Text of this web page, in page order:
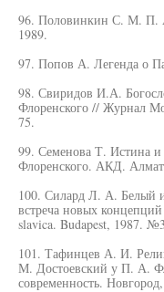
96. Половинкин С. М. П.
1989.
97. Попов А. Легенда о
98. Свиридов И.А.
Флоренского // Журнал
75.
99. Семенова Т. Истина
Флоренского. АКД.
100. Силард Л. А. Белый
встреча новых
slavica. Budapest, 1987.
101. Тафинцев А. И.
М. Достоевский у П. А.
современность.